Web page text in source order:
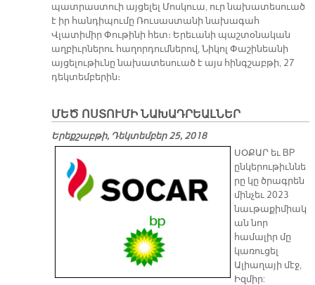
պատրաստուի այցելել Մոսկուա, ուր նախատեսուած
է իր հանդիպումը Ռուսաստանի նախագահ
Վլատիմիր Փութինի հետ։ Երեւանի պաշտօնական
աղբիւրներու հաղորդումներով, Նիկոլ Փաշինեանի
այցելութիւնը նախատեսուած է այս հինգշաբթի, 27
դեկտեմբերին։
ՄԵԾ ՈՍՏՈՒՄԻ ՆԱԽԱԴՐԵԱԼՆԵՐ
Երեքշաբթի, Դեկտեմբեր 25, 2018
ՍՕՔԱՐ եւ BP
ընկերութիւննե
րը կը ծրագրեն
մինչեւ 2023
նաւթաքիմիակ
ան նոր
համալիր մը
կառուցել
Ալիաղայի մէջ,
Իզմիր: